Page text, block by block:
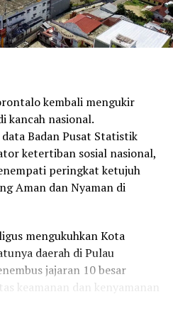
Menjabat Wakil Ketua
Fungsional Dilantik Bupati
kembali mengukir
kancah nasional.
Badan Pusat Statistik
ketertiban sosial nasional,
peringkat ketujuh
Aman dan Nyaman di
mengukuhkan Kota
daerah di Pulau
jajaran 10 besar
keamanan dan kenyamanan